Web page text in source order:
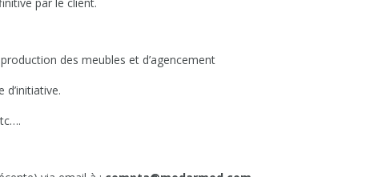
des meubles et d’agencement